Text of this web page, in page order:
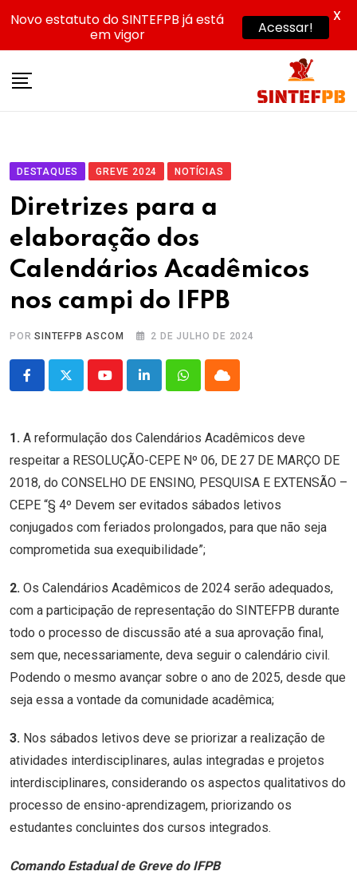
DESTAQUES GREVE 2024 NOTÍCIAS
Diretrizes para a
elaboração dos
Calendários Acadêmicos
nos campi do IFPB
PORSINTEFPB ASCOM 2 DE JULHO DE 2024
YoutubeLinkedInWhatsappCloud
1. A reformulação dos Calendários Acadêmicos deve
respeitar a RESOLUÇÃO-CEPE Nº 06, DE 27 DE MARÇO DE
2018, do CONSELHO DE ENSINO, PESQUISA E EXTENSÃO –
CEPE “§ 4º Devem ser evitados sábados letivos
conjugados com feriados prolongados, para que não seja
comprometida sua exequibilidade”;
2. Os Calendários Acadêmicos de 2024 serão adequados,
com a participação de representação do SINTEFPB durante
todo o processo de discussão até a sua aprovação final,
sem que, necessariamente, deva seguir o calendário civil.
Podendo o mesmo avançar sobre o ano de 2025, desde que
seja essa a vontade da comunidade acadêmica;
3. Nos sábados letivos deve se priorizar a realização de
atividades interdisciplinares, aulas integradas e projetos
interdisciplinares, considerando os aspectos qualitativos do
processo de ensino-aprendizagem, priorizando os
estudantes concluintes dos cursos integrados.
Comando Estadual de Greve do IFPB
Novo estatuto do SINTEFPB já está
em vigor
Acessar!
X